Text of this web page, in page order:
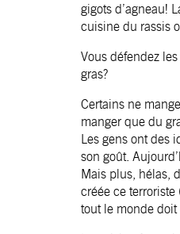
gigots d’agneau!
cuisine du rassis
Vous défendez
gras?
Certains ne
manger que du
Les gens ont des
son goût.
Mais plus, hélas,
créée ce
tout le monde doit